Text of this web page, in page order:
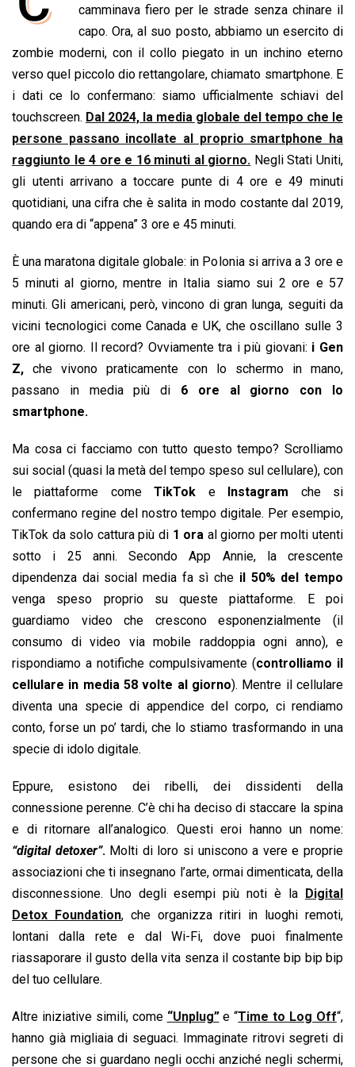
e
o
o
k
t
s
A
p
p
k
e
d
I
n
e
a
d
s
l
y
L
i
n
k
n
t
camminava fiero per le strade senza chinare il
capo. Ora, al suo posto, abbiamo un esercito di
zombie moderni, con il collo piegato in un inchino eterno
verso quel piccolo dio rettangolare, chiamato smartphone. E
i dati ce lo confermano: siamo ufficialmente schiavi del
touchscreen. Dal 2024, la media globale del tempo che le
persone passano incollate al proprio smartphone ha
raggiunto le 4 ore e 16 minuti al giorno. Negli Stati Uniti,
gli utenti arrivano a toccare punte di 4 ore e 49 minuti
quotidiani, una cifra che è salita in modo costante dal 2019,
quando era di “appena” 3 ore e 45 minuti.
È una maratona digitale globale: in Polonia si arriva a 3 ore e
5 minuti al giorno, mentre in Italia siamo sui 2 ore e 57
minuti. Gli americani, però, vincono di gran lunga, seguiti da
vicini tecnologici come Canada e UK, che oscillano sulle 3
ore al giorno. Il record? Ovviamente tra i più giovani: i Gen
Z, che vivono praticamente con lo schermo in mano,
passano in media più di 6 ore al giorno con lo
smartphone.
Ma cosa ci facciamo con tutto questo tempo? Scrolliamo
sui social (quasi la metà del tempo speso sul cellulare), con
le piattaforme comeTikTok e Instagram che si
confermano regine del nostro tempo digitale. Per esempio,
TikTok da solo cattura più di 1 ora al giorno per molti utenti
sotto i 25 anni. Secondo App Annie, la crescente
dipendenza dai social media fa sì che il 50% del tempo
venga speso proprio su queste piattaforme. E poi
guardiamo video che crescono esponenzialmente (il
consumo di video via mobile raddoppia ogni anno), e
rispondiamo a notifiche compulsivamente (controlliamo il
cellulare in media 58 volte al giorno). Mentre il cellulare
diventa una specie di appendice del corpo, ci rendiamo
conto, forse un po’ tardi, che lo stiamo trasformando in una
specie di idolo digitale.
Eppure, esistono dei ribelli, dei dissidenti della
connessione perenne. C’è chi ha deciso di staccare la spina
e di ritornare all’analogico. Questi eroi hanno un nome:
“digital detoxer”.Molti di loro si uniscono a vere e proprie
associazioni che ti insegnano l’arte, ormai dimenticata, della
disconnessione. Uno degli esempi più noti è la Digital
Detox Foundation, che organizza ritiri in luoghi remoti,
lontani dalla rete e dal Wi-Fi, dove puoi finalmente
riassaporare il gusto della vita senza il costante bip bip bip
del tuo cellulare.
Altre iniziative simili, come “Unplug”e “Time to Log Off“,
hanno già migliaia di seguaci. Immaginate ritrovi segreti di
persone che si guardano negli occhi anziché negli schermi,